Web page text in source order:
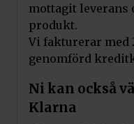
mottagit
produkt.
Vi fakturerar med
genomförd
Ni kan också
Klarna